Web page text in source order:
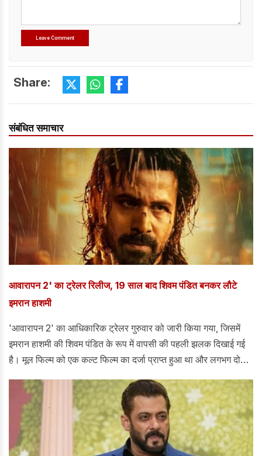
Share:
संबंधित समाचार
आवारापन 2' का ट्रेलर रिलीज, 19 साल बाद शिवम पंडित बनकर लौटे
इमरान हाशमी
'आवारापन 2' का आधिकारिक ट्रेलर गुरुवार को जारी किया गया, जिसमें
इमरान हाशमी की शिवम पंडित के रूप में वापसी की पहली झलक दिखाई गई
है। मूल फिल्म को एक कल्ट फिल्म का दर्जा प्राप्त हुआ था और लगभग दो